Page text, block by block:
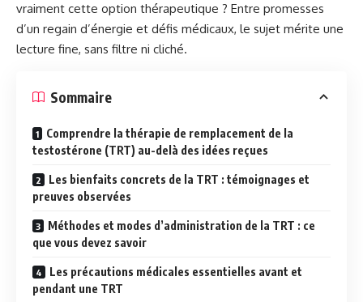
vraiment cette option thérapeutique ? Entre promesses
d’un regain d’énergie et défis médicaux, le sujet mérite une
lecture fine, sans filtre ni cliché.
Sommaire
Comprendre la thérapie de remplacement de la
testostérone (TRT) au-delà des idées reçues
Les bienfaits concrets de la TRT : témoignages et
preuves observées
Méthodes et modes d’administration de la TRT : ce
que vous devez savoir
Les précautions médicales essentielles avant et
pendant une TRT